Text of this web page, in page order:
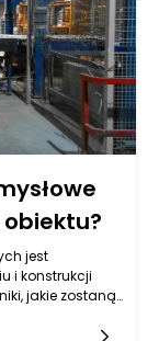
jest
i konstrukcji
jakie zostaną